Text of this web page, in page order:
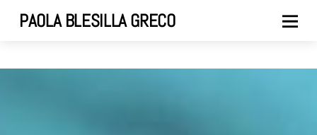
PAOLA BLESILLA GRECO